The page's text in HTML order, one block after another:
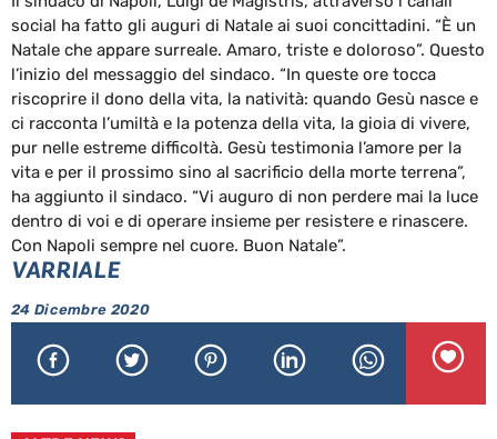
social ha fatto gli auguri di Natale ai suoi concittadini. “È un
Natale che appare surreale. Amaro, triste e doloroso”. Questo
l’inizio del messaggio del sindaco. “In queste ore tocca
riscoprire il dono della vita, la natività: quando Gesù nasce e
ci racconta l’umiltà e la potenza della vita, la gioia di vivere,
pur nelle estreme difficoltà. Gesù testimonia l’amore per la
vita e per il prossimo sino al sacrificio della morte terrena”,
ha aggiunto il sindaco. “Vi auguro di non perdere mai la luce
dentro di voi e di operare insieme per resistere e rinascere.
Con Napoli sempre nel cuore. Buon Natale”.
VARRIALE
24 Dicembre 2020